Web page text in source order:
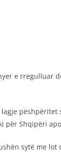
e rregulluar
pëshpëritet
për Shqipëri
sytë me